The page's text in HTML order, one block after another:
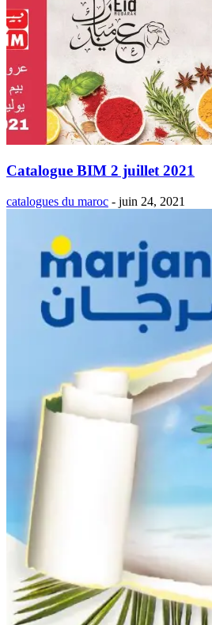
Catalogue BIM 2 juillet 2021
catalogues du maroc - juin 24, 2021